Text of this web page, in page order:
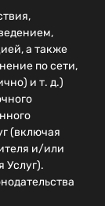
а также
по сети,
и т. д.)
(включая
и/или
Услуг).